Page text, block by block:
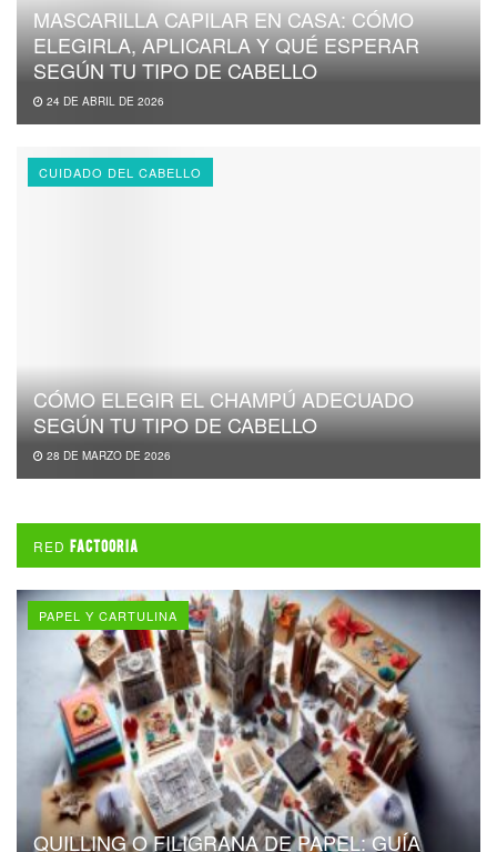
MASCARILLA CAPILAR EN CASA: CÓMO
ELEGIRLA, APLICARLA Y QUÉ ESPERAR
SEGÚN TU TIPO DE CABELLO
24 DE ABRIL DE 2026
CUIDADO DEL CABELLO
CÓMO ELEGIR EL CHAMPÚ ADECUADO
SEGÚN TU TIPO DE CABELLO
28 DE MARZO DE 2026
RED FACTOORIA
PAPEL Y CARTULINA
QUILLING O FILIGRANA DE PAPEL: GUÍA